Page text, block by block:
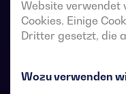
Website verwendet
Cookies. Einige
Dritter gesetzt, die
Wozu verwenden
kurze
während der